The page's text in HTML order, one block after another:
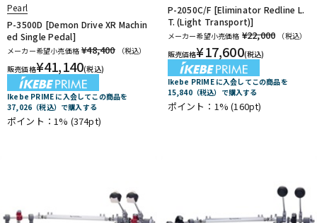
Pearl
P-3500D [Demon Drive XR Machin
ed Single Pedal]
メーカー希望小売価格 ¥48,400
（税込）
販売価格¥41,140(税込)
Ikebe PRIME に入会してこの商品を
37,026（税込）で購入する
ポイント：1% (374pt)
P-2050C/F [Eliminator Redline L.
T. (Light Transport)]
メーカー希望小売価格 ¥22,000
（税込）
販売価格¥17,600(税込)
Ikebe PRIME に入会してこの商品を
15,840（税込）で購入する
ポイント：1%(160pt)